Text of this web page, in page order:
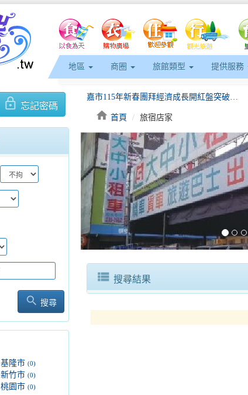
地區 商圈 旅館類型 提供服務
lock_outline 忘記密碼
search 搜尋
基隆市(0)
新竹市(0)
桃園市(0)
嘉市115年新春團拜經濟成長開紅盤突破逆勢南區6縣市唯一稅收正成長
中市府鐵腕執行日租套房斷水斷電 呼籲出遊前至「台灣旅宿網」查詢合法旅館或民宿
衛武營《瘋迷24巴赫》3/14(六)登場！ 前夜祭限定並置奧芬巴哈歌劇音樂會 打造理性與感性迷狂的音樂馬拉松
嘉市115年新春團拜經濟成長開紅盤突破逆勢南區6縣市唯一稅收正成長
home 首頁 旅宿店家
keyboard_arrow_left
view_list 搜尋結果